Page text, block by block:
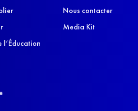
l’Éducation
Nous contacter
Media Kit